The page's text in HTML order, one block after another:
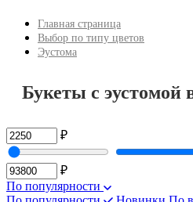
Главная страница
Выбор по типу цветов
Эустома
Букеты с эустомой
₽
₽
По популярности